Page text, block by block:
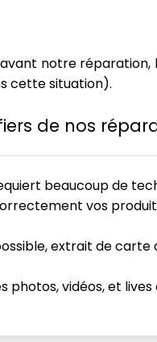
notre
cette situation).
de nos
beaucoup de
vos
extrait de
vidéos, et